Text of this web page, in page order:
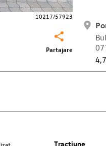
10217/57923
4,7
Partajare
Tractiune